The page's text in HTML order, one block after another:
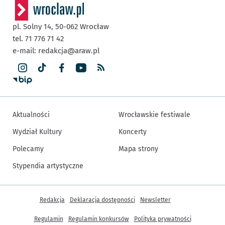
pl. Solny 14, 50-062 Wrocław
tel. 71 776 71 42
e-mail: redakcja@araw.pl
Aktualności
Wydział Kultury
Polecamy
Stypendia artystyczne
Wrocławskie festiwale
Koncerty
Mapa strony
Inne informacje
Redakcja Deklaracja dostępności Newsletter
Regulamin Regulamin konkursów Polityka prywatności